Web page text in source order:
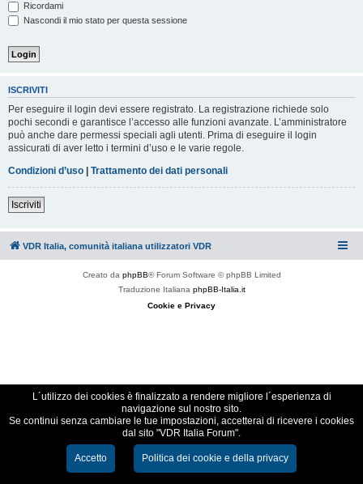
Ricordami
Nascondi il mio stato per questa sessione
ISCRIVITI
Per eseguire il login devi essere registrato. La registrazione richiede solo
pochi secondi e garantisce l’accesso alle funzioni avanzate. L’amministratore
può anche dare permessi speciali agli utenti. Prima di eseguire il login
assicurati di aver letto i termini d’uso e le varie regole.
Condizioni d’uso | Trattamento dei dati personali
Iscriviti
VDR Italia, comunità italiana utilizzatori VDR
Creato da phpBB® Forum Software © phpBB Limited
Traduzione Italiana phpBB-Italia.it
Cookie e Privacy
L´utilizzo dei cookies è finalizzato a rendere migliore l´esperienza di
navigazione sul nostro sito.
Se continui senza cambiare le tue impostazioni, accetterai di ricevere i cookies
dal sito "VDR Italia Forum".
Accetto Politica dei cookie e della privacy